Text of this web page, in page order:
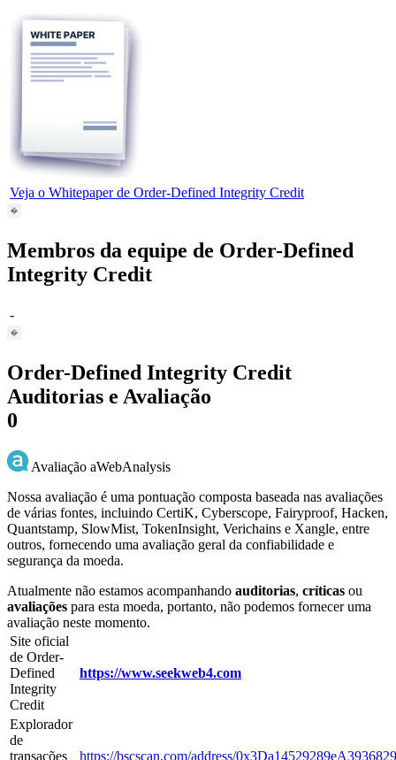
Veja o Whitepaper de Order-Defined Integrity Credit
Membros da equipe de Order-Defined
Integrity Credit
-
Order-Defined Integrity Credit
Auditorias e Avaliação
0
Avaliação aWebAnalysis
Nossa avaliação é uma pontuação composta baseada nas avaliações
de várias fontes, incluindo CertiK, Cyberscope, Fairyproof, Hacken,
Quantstamp, SlowMist, TokenInsight, Verichains e Xangle, entre
outros, fornecendo uma avaliação geral da confiabilidade e
segurança da moeda.
Atualmente não estamos acompanhando auditorias, críticas ou
avaliações para esta moeda, portanto, não podemos fornecer uma
avaliação neste momento.
Site oficial
de Order-
Defined
Integrity
Credit
https://www.seekweb4.com
Explorador
de
transações
https://bscscan.com/address/